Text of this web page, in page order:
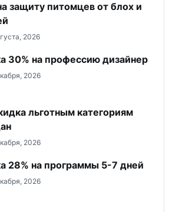
защиту питомцев от блох и
2026
30% на профессию дизайнер
2026
льготным категориям
2026
28% на программы 5-7 дней
2026